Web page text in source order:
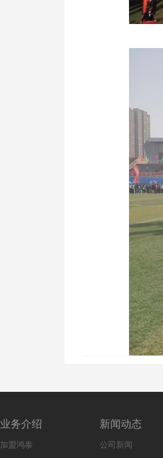
业务介绍
加盟鸿泰
新闻动态
公司新闻